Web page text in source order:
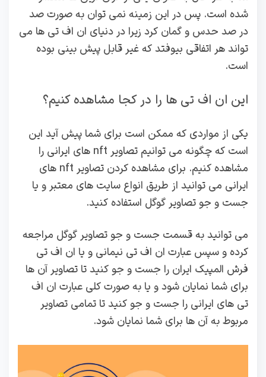
شده است. پس در این زمینه نمی توان به صورت صد
در صد حدس و گمان کرد زیرا در دنیای ان اف تی ها می
تواند هر اتفاقی بیوفتد که غیر قابل پیش بینی بوده
است.
این ان اف تی ها را در کجا مشاهده کنیم؟
یکی از مواردی که ممکن است برای شما پیش آید این
است که چگونه می توانیم تصاویر nft های ایرانی را
مشاهده کنیم. برای مشاهده کردن تصاویر nft های
ایرانی می توانید از طریق انواع سایت های معتبر و یا
جست و جو تصاویر گوگل استفاده کنید.
می توانید به قسمت جست و جو تصاویر گوگل مراجعه
کرده و سپس عبارت ان اف تی نیمانی و یا ان اف تی
فرش المپیک ایران را جست و جو کنید تا تصاویر آن ها
برای شما نمایان شود و یا به صورت کلی عبارت ان اف
تی های ایرانی را جست و جو کنید تا تمامی تصاویر
مربوط به آن ها برای شما نمایان شود.